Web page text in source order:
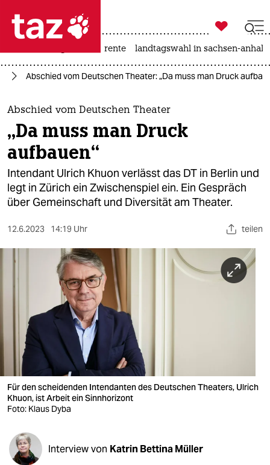
 taz zahl ich
taz zahl ich
themen
politik
öko
gesellschaft
sport
wahrheit
verlag
verlag
veranstaltungen
fragen & hilfe

taz zahl ich
rente landtagswahl in sachsen-anhalt
Abschied vom Deutschen Theater: „Da muss man Druck
Abschied vom Deutschen Theater
„Da muss man Druck
aufbauen“
Intendant Ulrich Khuon verlässt das DT in Berlin und
legt in Zürich ein Zwischenspiel ein. Ein Gespräch
über Gemeinschaft und Diversität am Theater.
12.6.2023 14:19 Uhr teilen
Für den scheidenden Intendanten des Deutschen Theaters, Ulrich
Khuon, ist Arbeit ein Sinnhorizont
Foto: Klaus Dyba
Interview von Katrin Bettina Müller